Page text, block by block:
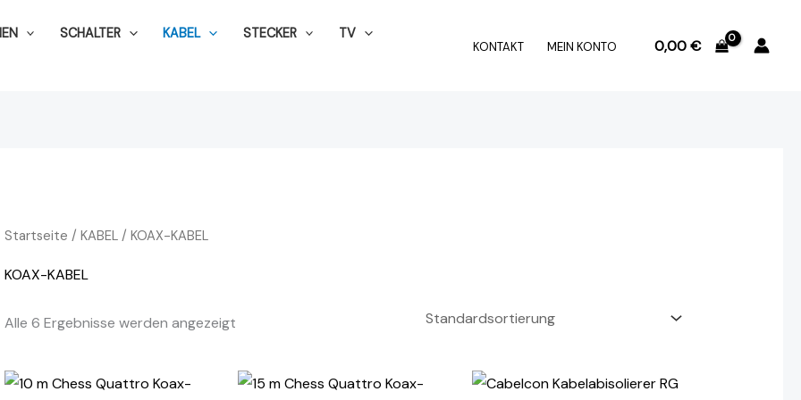
SCHALTER KABEL STECKER
TV
KONTAKT MEIN KONTO 0,00€
Startseite / KABEL/ KOAX-KABEL
KOAX-KABEL
Alle 6 Ergebnisse werden angezeigt